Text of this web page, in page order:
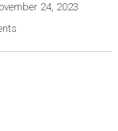
24, 2023